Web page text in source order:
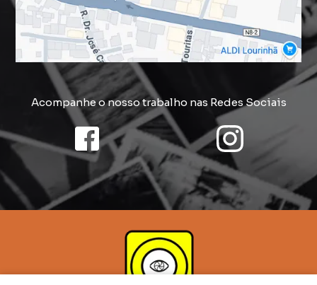
Acompanhe o nosso trabalho nas Redes Sociais